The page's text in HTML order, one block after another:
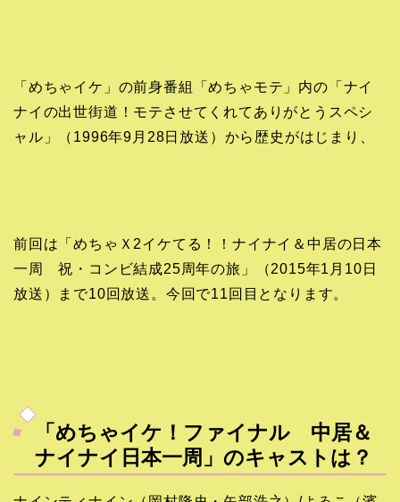
「めちゃイケ」の前身番組「めちゃモテ」内の「ナイ
ナイの出世街道！モテさせてくれてありがとうスペシ
ャル」（1996年9月28日放送）から歴史がはじまり、
前回は「めちゃＸ2イケてる！！ナイナイ＆中居の日本
一周 祝・コンビ結成25周年の旅」（2015年1月10日
放送）まで10回放送。今回で11回目となります。
「めちゃイケ！ファイナル 中居＆
ナイナイ日本一周」のキャストは？